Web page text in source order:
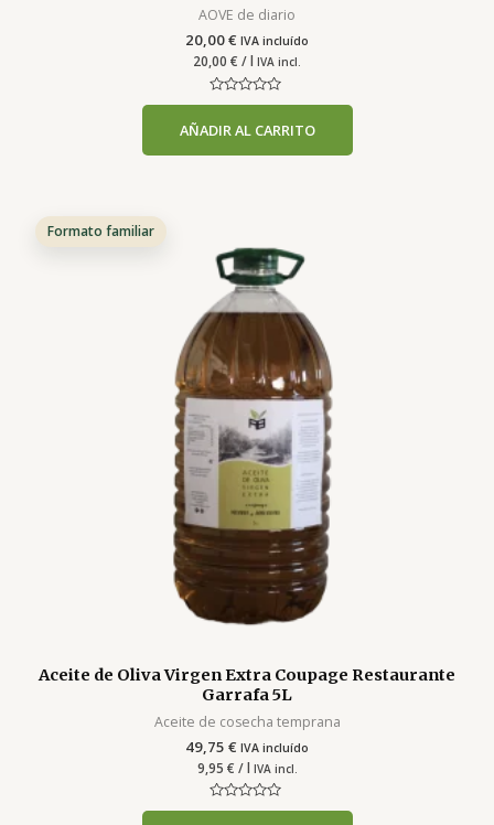
AOVE de diario
20,00€ IVA incluído
20,00 € / l IVA incl.
Valorado
0
5
AÑADIR AL CARRITO
Formato familiar
Aceite de Oliva Virgen Extra Coupage Restaurante
Garrafa 5L
Aceite de cosecha temprana
49,75 € IVA incluído
9,95 € / l IVA incl.
Valorado